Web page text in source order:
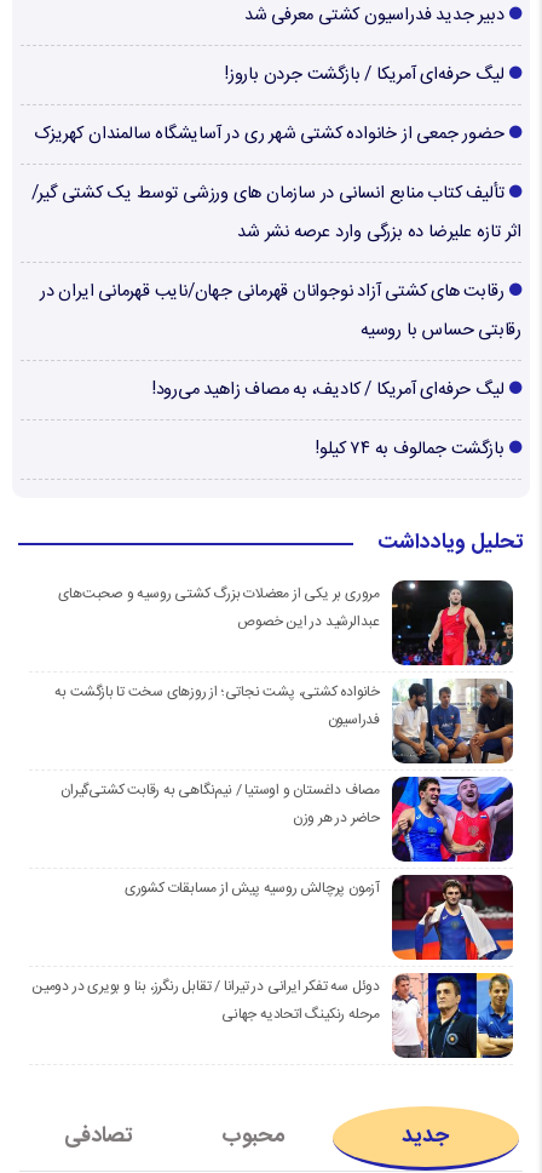
دبیر جدید فدراسیون کشتی معرفی شد
لیگ حرفه‌ای آمریکا / بازگشت جردن باروز!
حضور جمعی از خانواده کشتی شهر ری در آسایشگاه سالمندان کهریزک
تألیف کتاب منابع انسانی در سازمان های ورزشی توسط یک کشتی گیر/
اثر تازه علیرضا ده بزرگی وارد عرصه نشر شد
رقابت های کشتی آزاد نوجوانان قهرمانی جهان/نایب قهرمانی ایران در
رقابتی حساس با روسیه
لیگ حرفه‌ای آمریکا / کادیف، به مصاف زاهید می‌رود!
بازگشت جمالوف به ۷۴ کیلو!
تحلیل ویادداشت
مروری بر یکی از معضلات بزرگ کشتی روسیه و صحبت‌های
عبدالرشید در این خصوص
خانواده کشتی، پشت نجاتی؛ از روزهای سخت تا بازگشت به
فدراسیون
مصاف داغستان و اوستیا / نیم‌نگاهی به رقابت کشتی‌گیران
حاضر در هر وزن
آزمون پرچالش روسیه پیش از مسابقات کشوری
دوئل سه تفکر ایرانی در تیرانا / تقابل رنگرز، بنا و بویری در دومین
مرحله رنکینگ اتحادیه جهانی
جدید محبوب تصادفی